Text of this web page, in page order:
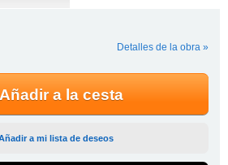
Detalles de la obra »
Añadir a la cesta
a mi lista de deseos